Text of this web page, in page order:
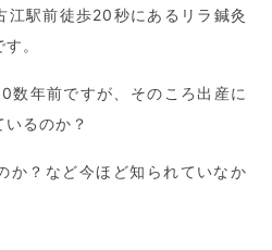
江駅前徒歩20秒にあるリラ鍼灸
。
数年前ですが、そのころ出産に
るのか？
か？など今ほど知られていなか